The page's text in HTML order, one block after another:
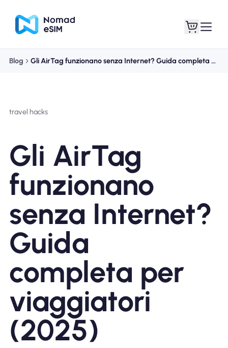
Informazioni sull'eSIM
Perché l'eSIM Nomad
Utilizzando una eSIM
Per affari
Blog Gli AirTag funzionano senza Internet? Guida completa per viaggiatori (2025)
travel hacks
Gli AirTag
funzionano
senza Internet?
Guida
completa per
viaggiatori
(2025)